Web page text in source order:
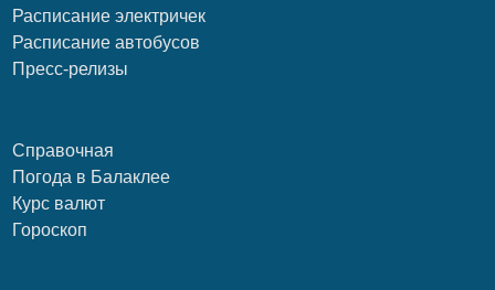
Расписание электричек
Расписание автобусов
Пресс-релизы
Справочная
Погода в Балаклее
Курс валют
Гороскоп